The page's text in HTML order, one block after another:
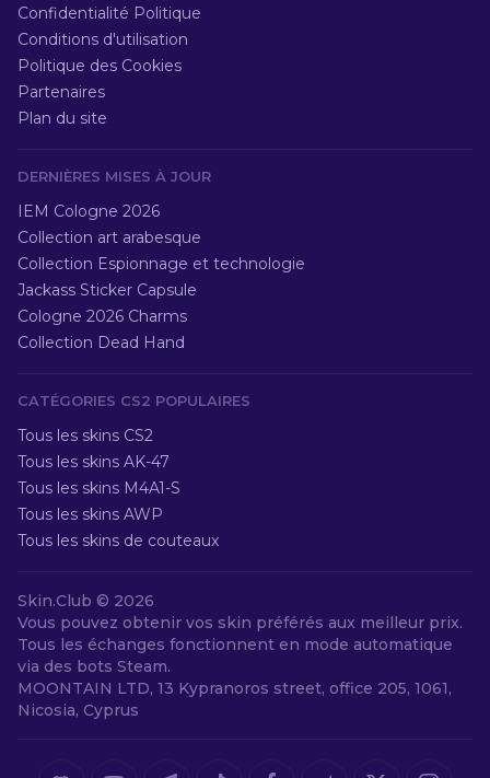
Confidentialité Politique
Conditions d'utilisation
Politique des Cookies
Partenaires
Plan du site
DERNIÈRES MISES À JOUR
IEM Cologne 2026
Collection art arabesque
Collection Espionnage et technologie
Jackass Sticker Capsule
Cologne 2026 Charms
Collection Dead Hand
CATÉGORIES CS2 POPULAIRES
Tous les skins CS2
Tous les skins AK-47
Tous les skins M4A1-S
Tous les skins AWP
Tous les skins de couteaux
Skin.Club © 2026
Vous pouvez obtenir vos skin préférés aux meilleur prix.
Tous les échanges fonctionnent en mode automatique
via des bots Steam.
MOONTAIN LTD, 13 Kypranoros street, office 205, 1061,
Nicosia, Cyprus